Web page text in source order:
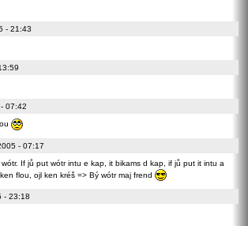
- 21:43
07:42
- 07:17
If jů put wótr intu e kap, it bikams d kap, if jů put it intu a
flou, ojl ken kréš => Bý wótr maj frend
- 23:18